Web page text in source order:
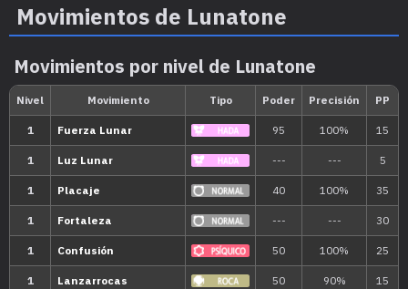
Intercambiar de
Reluciente.
Perla Reluciente
Grutas del Subsuelo:
Lodazal/Pantanosa,
Ribera
Entrenadores
Ver entrenadores
Lunatone
Movimientos de Lunatone
Movimientos por nivel de Lunatone